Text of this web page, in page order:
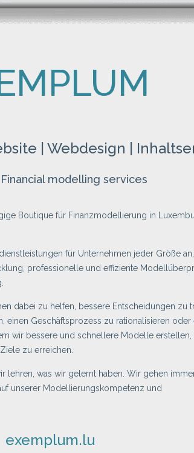
| Webdesign |
modelling services
Boutique für Finanzmodellierung in
für Unternehmen jeder Größe an,
professionelle und effiziente
dabei zu helfen, bessere Entscheidungen zu
einen Geschäftsprozess zu rationalisieren oder
wir bessere und schnellere Modelle erstellen,
zu erreichen.
lehren, was wir gelernt haben. Wir gehen
unserer Modellierungskompetenz und
exemplum.lu